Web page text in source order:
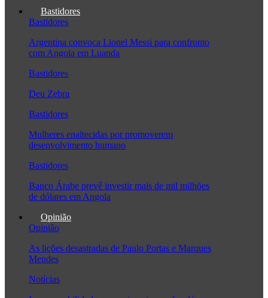
Bastidores
Bastidores
Argentina convoca Lionel Messi para confronto
com Angola em Luanda
Bastidores
Deu Zebra
Bastidores
Mulheres enaltecidas por promoverem
desenvolvimento humano
Bastidores
Banco Árabe prevê investir mais de mil milhões
de dólares em Angola
Opinião
Opinião
As lições desastradas de Paulo Portas e Marques
Mendes
Notícias